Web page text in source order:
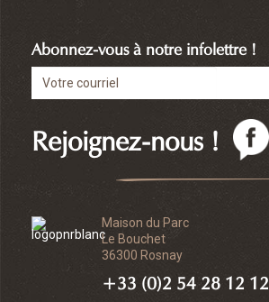
Maison du Parc
Le Bouchet
36300 Rosnay
+33 (0)2 54 28 12 12
Rejoignez-nous !
Abonnez-vous à notre infolettre !